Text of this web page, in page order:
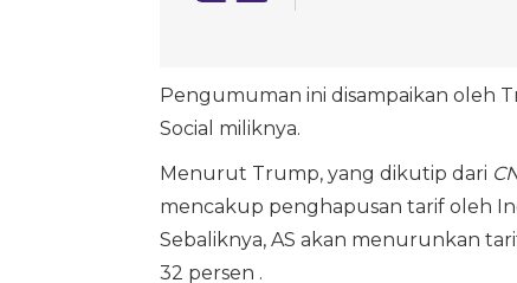
Pengumuman ini disampaikan oleh
Social miliknya.
Menurut Trump, yang dikutip dari
mencakup penghapusan tarif oleh
Sebaliknya, AS akan menurunkan
32 persen .